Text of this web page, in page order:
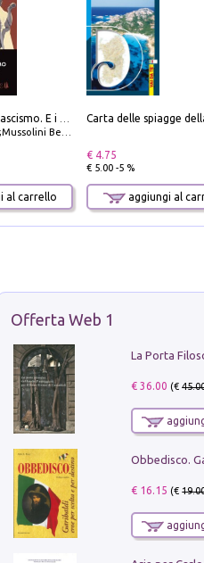
Benito
al carrello
€ 4.75
€ 5.00 -5 %
aggiungi al
Offerta Web 1
€ 36.00 (€
€ 16.15 (€